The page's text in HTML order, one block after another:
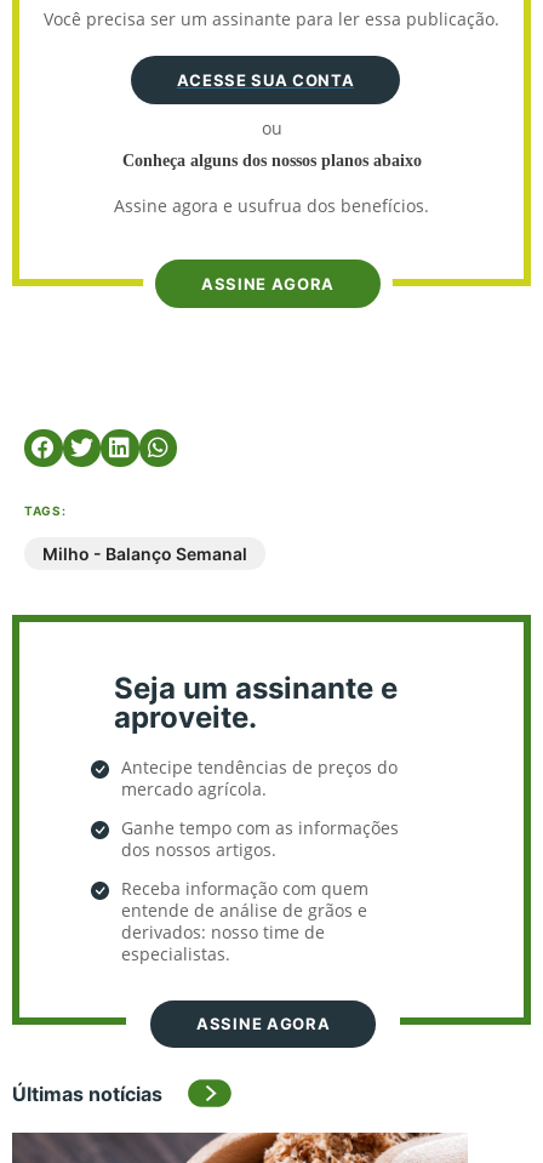
Você precisa ser um assinante para ler essa publicação.
ACESSE SUA CONTA
ou
Conheça alguns dos nossos planos abaixo
Assine agora e usufrua dos benefícios.
ASSINE AGORA
TAGS:
Milho - Balanço Semanal
Seja um assinante e
aproveite.
Antecipe tendências de preços do
mercado agrícola.
Ganhe tempo com as informações
dos nossos artigos.
Receba informação com quem
entende de análise de grãos e
derivados: nosso time de
especialistas.
ASSINE AGORA
Últimas notícias